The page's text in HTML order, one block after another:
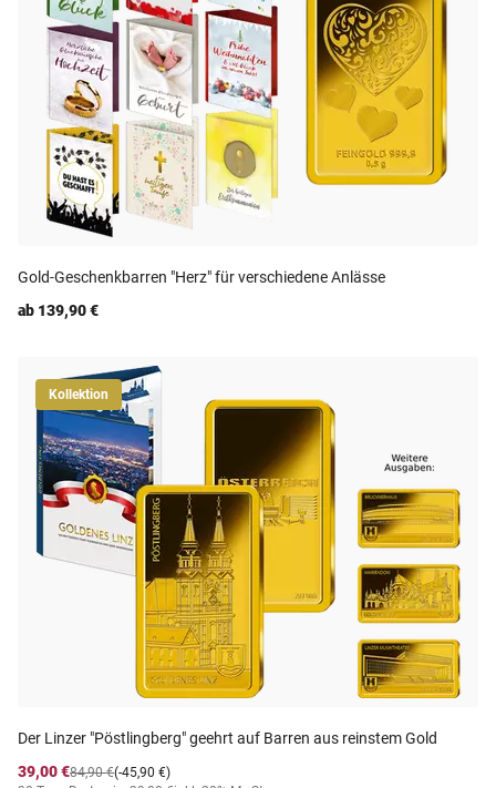
Gold-Geschenkbarren "Herz" für verschiedene Anlässe
ab 139,90 €
Kollektion
Der Linzer "Pöstlingberg" geehrt auf Barren aus reinstem Gold
39,00 €
(-45,90 €)
84,90 €